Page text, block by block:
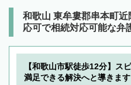
和歌山 東牟婁郡串本町
応可で相続対応可能な弁
【和歌山市駅徒歩12分】ス
満足できる解決へと導きます